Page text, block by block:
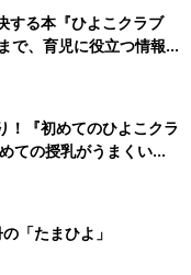
する本『ひよこクラブ
、育児に役立つ情報が
！『初めてのひよこクラ
ての授乳がうまくい
と夏のトラブル 解決テ
「たまひよ」